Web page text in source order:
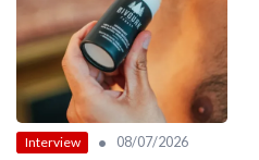
Interview • 08/07/2026